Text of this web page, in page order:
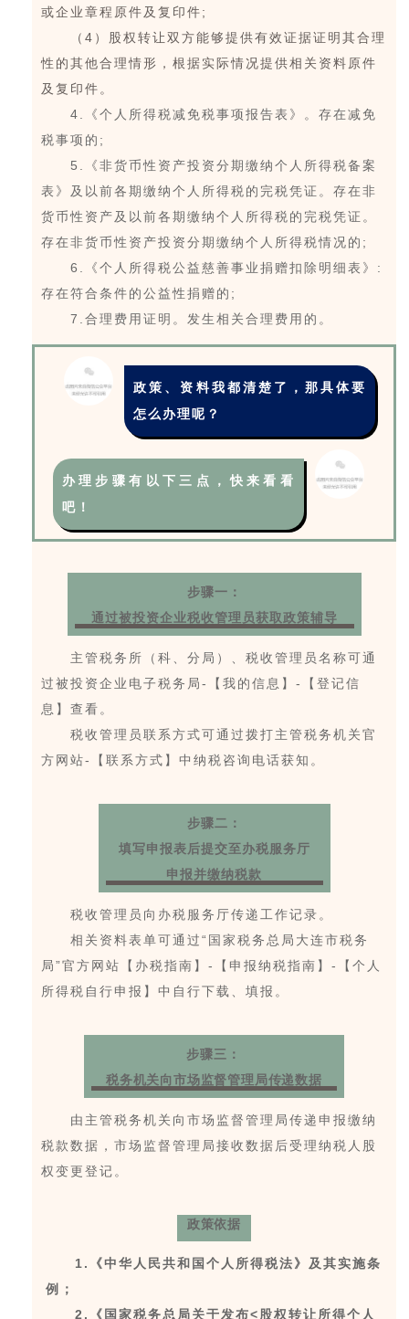
或企业章程原件及复印件;
（4）股权转让双方能够提供有效证据证明其合理
性的其他合理情形，根据实际情况提供相关资料原件
及复印件。
4.《个人所得税减免税事项报告表》。存在减免
税事项的;
5.《非货币性资产投资分期缴纳个人所得税备案
表》及以前各期缴纳个人所得税的完税凭证。存在非
货币性资产及以前各期缴纳个人所得税的完税凭证。
存在非货币性资产投资分期缴纳个人所得税情况的;
6.《个人所得税公益慈善事业捐赠扣除明细表》:
存在符合条件的公益性捐赠的;
7.合理费用证明。发生相关合理费用的。
政策、资料我都清楚了，那具体要
怎么办理呢？
办理步骤有以下三点，快来看看
吧！
步骤一：
通过被投资企业税收管理员获取政策辅导
主管税务所（科、分局）、税收管理员名称可通
过被投资企业电子税务局-【我的信息】-【登记信
息】查看。
税收管理员联系方式可通过拨打主管税务机关官
方网站-【联系方式】中纳税咨询电话获知。
步骤二：
填写申报表后提交至办税服务厅
申报并缴纳税款
税收管理员向办税服务厅传递工作记录。
相关资料表单可通过“国家税务总局大连市税务
局”官方网站【办税指南】-【申报纳税指南】-【个人
所得税自行申报】中自行下载、填报。
步骤三：
税务机关向市场监督管理局传递数据
由主管税务机关向市场监督管理局传递申报缴纳
税款数据，市场监督管理局接收数据后受理纳税人股
权变更登记。
政策依据
1.《中华人民共和国个人所得税法》及其实施条
例；
2.《国家税务总局关于发布<股权转让所得个人